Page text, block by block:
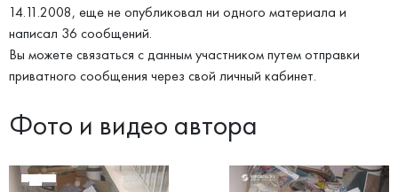
14.11.2008, еще не опубликовал ни одного материала и
написал 36 сообщений.
Вы можете связаться с данным участником путем отправки
приватного сообщения через свой личный кабинет.
Фото и видео автора